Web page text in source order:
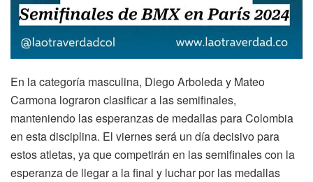
En la categoría masculina, Diego Arboleda y Mateo
Carmona lograron clasificar a las semifinales,
manteniendo las esperanzas de medallas para Colombia
en esta disciplina. El viernes será un día decisivo para
estos atletas, ya que competirán en las semifinales con la
esperanza de llegar a la final y luchar por las medallas